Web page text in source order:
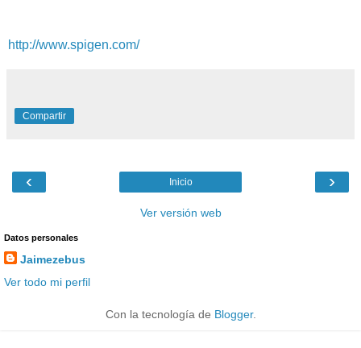
http://www.spigen.com/
Compartir
‹ ›
Inicio
Ver versión web
Datos personales
Jaimezebus
Ver todo mi perfil
Con la tecnología de Blogger.